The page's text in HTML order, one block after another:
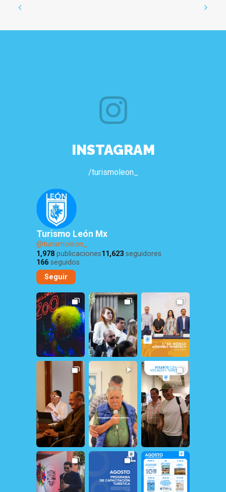
INSTAGRAM
/turismoleon_
Turismo León Mx
@turismoleon_
1,978 publicaciones11,623 seguidores
166 seguidos
Seguir
0 14 0
21 0 19 12 1